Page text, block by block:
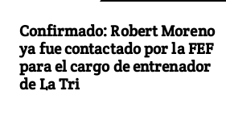
Confirmado: Robert Moreno
ya fue contactado por la FEF
para el cargo de entrenador
de La Tri